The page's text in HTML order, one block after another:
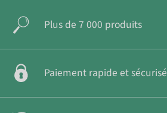
Plus de 7 000 produits
Paiement rapide et sécurisé